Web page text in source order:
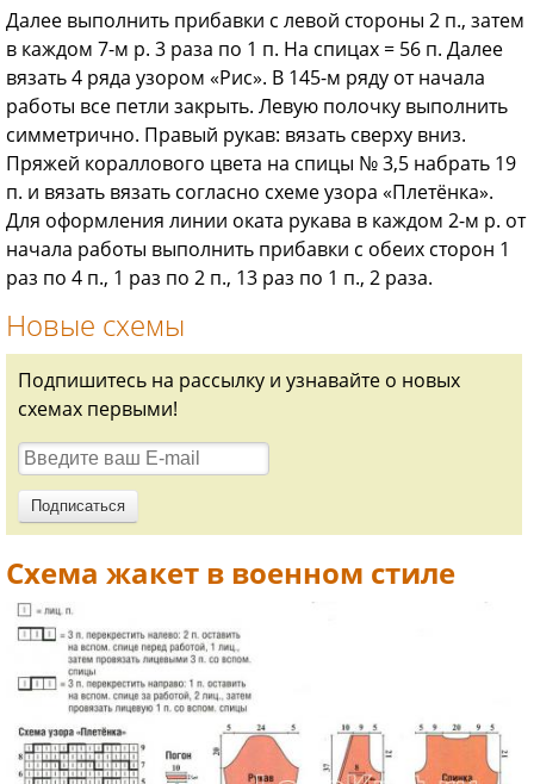
Далее выполнить прибавки с левой стороны 2 п., затем
в каждом 7-м р. 3 раза по 1 п. На спицах = 56 п. Далее
вязать 4 ряда узором «Рис». В 145-м ряду от начала
работы все петли закрыть. Левую полочку выполнить
симметрично. Правый рукав: вязать сверху вниз.
Пряжей кораллового цвета на спицы № 3,5 набрать 19
п. и вязать вязать согласно схеме узора «Плетёнка».
Для оформления линии оката рукава в каждом 2-м р. от
начала работы выполнить прибавки с обеих сторон 1
раз по 4 п., 1 раз по 2 п., 13 раз по 1 п., 2 раза.
Новые схемы
Подпишитесь на рассылку и узнавайте о новых
схемах первыми!
Схема жакет в военном стиле